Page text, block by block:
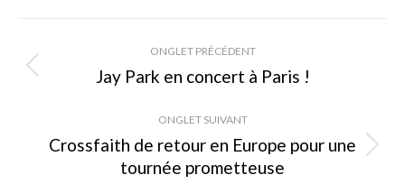
Navigation
de
commentaire
ONGLET PRÉCÉDENT
Onglet
Jay Park en concert à Paris !
ONGLET SUIVANT
Onglet
suivant
Crossfaith de retour en Europe pour une
tournée prometteuse